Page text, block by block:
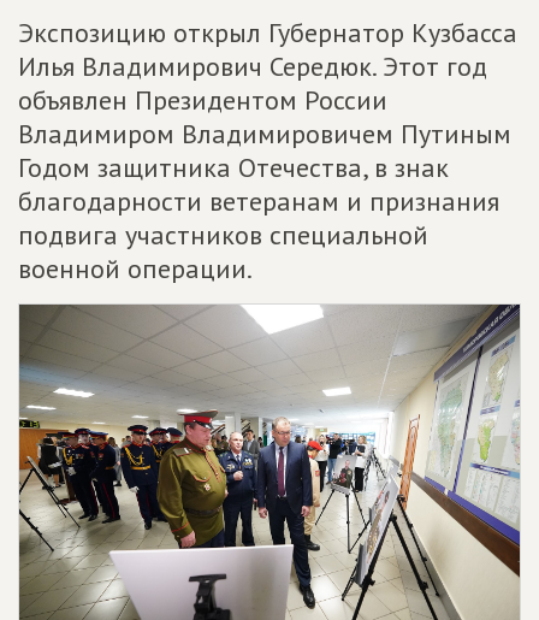
Экспозицию открыл Губернатор Кузбасса
Илья Владимирович Середюк. Этот год
объявлен Президентом России
Владимиром Владимировичем Путиным
Годом защитника Отечества, в знак
благодарности ветеранам и признания
подвига участников специальной
военной операции.